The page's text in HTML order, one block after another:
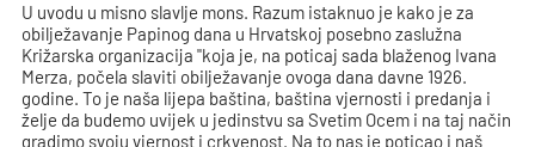
U uvodu u misno slavlje mons. Razum istaknuo je kako je za
obilježavanje Papinog dana u Hrvatskoj posebno zaslužna
Križarska organizacija "koja je, na poticaj sada blaženog Ivana
Merza, počela slaviti obilježavanje ovoga dana davne 1926.
godine. To je naša lijepa baština, baština vjernosti i predanja i
želje da budemo uvijek u jedinstvu sa Svetim Ocem i na taj način
gradimo svoju vjernost i crkvenost. Na to nas je poticao i naš